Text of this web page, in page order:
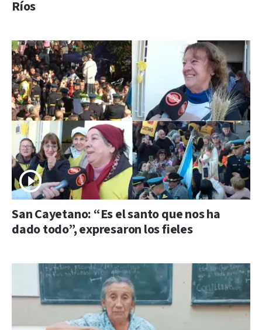
Ríos
San Cayetano: “Es el santo que nos ha
dado todo”, expresaron los fieles